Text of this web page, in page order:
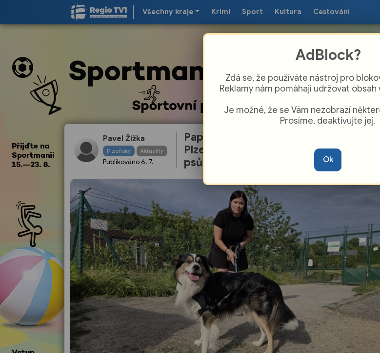
Všechny kraje Krimi Sport Kultura Cestování
Pavel Žižka
Plzeňský Aktuality
Publikováno 6. 7.
Papírové s lopatkou i plastová pouzdra
Plzeňská Čtyřka rozšiřuje servis pro
psů
AdBlock?
Zdá se, že používáte nástroj pro
Reklamy nám pomáhají udržovat obsah
Je možné, že se Vám nezobrazí
Prosíme, deaktivujte jej.
Ok